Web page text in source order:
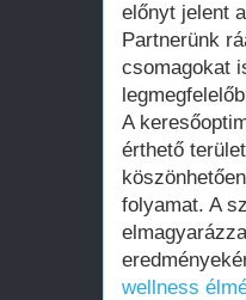
előnyt jelent
Partnerünk
csomagokat
A
érthető
folyamat. A
wellness